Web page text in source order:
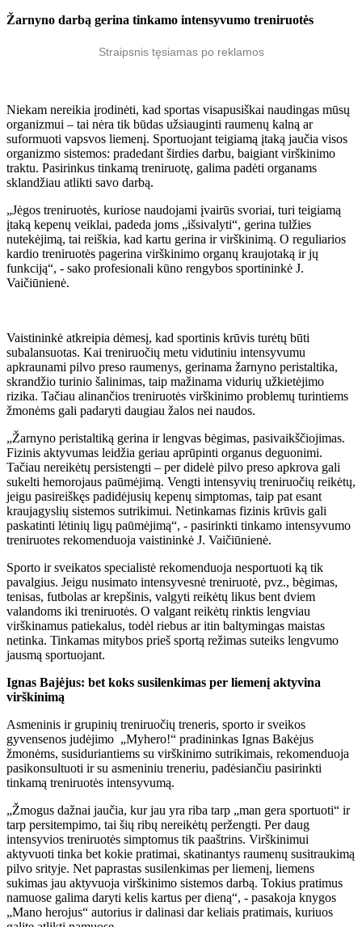
Žarnyno darbą gerina tinkamo intensyvumo treniruotės
Straipsnis tęsiamas po reklamos
Niekam nereikia įrodinėti, kad sportas visapusiškai naudingas mūsų
organizmui – tai nėra tik būdas užsiauginti raumenų kalną ar
suformuoti vapsvos liemenį. Sportuojant teigiamą įtaką jaučia visos
organizmo sistemos: pradedant širdies darbu, baigiant virškinimo
traktu. Pasirinkus tinkamą treniruotę, galima padėti organams
sklandžiau atlikti savo darbą.
„Jėgos treniruotės, kuriose naudojami įvairūs svoriai, turi teigiamą
įtaką kepenų veiklai, padeda joms „išsivalyti“, gerina tulžies
nutekėjimą, tai reiškia, kad kartu gerina ir virškinimą. O reguliarios
kardio treniruotės pagerina virškinimo organų kraujotaką ir jų
funkciją“, - sako profesionali kūno rengybos sportininkė J.
Vaičiūnienė.
Vaistininkė atkreipia dėmesį, kad sportinis krūvis turėtų būti
subalansuotas. Kai treniruočių metu vidutiniu intensyvumu
apkraunami pilvo preso raumenys, gerinama žarnyno peristaltika,
skrandžio turinio šalinimas, taip mažinama vidurių užkietėjimo
rizika. Tačiau alinančios treniruotės virškinimo problemų turintiems
žmonėms gali padaryti daugiau žalos nei naudos.
„Žarnyno peristaltiką gerina ir lengvas bėgimas, pasivaikščiojimas.
Fizinis aktyvumas leidžia geriau aprūpinti organus deguonimi.
Tačiau nereikėtų persistengti – per didelė pilvo preso apkrova gali
sukelti hemorojaus paūmėjimą. Vengti intensyvių treniruočių reikėtų,
jeigu pasireiškęs padidėjusių kepenų simptomas, taip pat esant
kraujagyslių sistemos sutrikimui. Netinkamas fizinis krūvis gali
paskatinti lėtinių ligų paūmėjimą“, - pasirinkti tinkamo intensyvumo
treniruotes rekomenduoja vaistininkė J. Vaičiūnienė.
Sporto ir sveikatos specialistė rekomenduoja nesportuoti ką tik
pavalgius. Jeigu nusimato intensyvesnė treniruotė, pvz., bėgimas,
tenisas, futbolas ar krepšinis, valgyti reikėtų likus bent dviem
valandoms iki treniruotės. O valgant reikėtų rinktis lengviau
virškinamus patiekalus, todėl riebus ar itin baltymingas maistas
netinka. Tinkamas mitybos prieš sportą režimas suteiks lengvumo
jausmą sportuojant.
Ignas Bajėjus: bet koks susilenkimas per liemenį aktyvina
virškinimą
Asmeninis ir grupinių treniruočių treneris, sporto ir sveikos
gyvensenos judėjimo „Myhero!“ pradininkas Ignas Bakėjus
žmonėms, susiduriantiems su virškinimo sutrikimais, rekomenduoja
pasikonsultuoti ir su asmeniniu treneriu, padėsiančiu pasirinkti
tinkamą treniruotės intensyvumą.
„Žmogus dažnai jaučia, kur jau yra riba tarp „man gera sportuoti“ ir
tarp persitempimo, tai šių ribų nereikėtų peržengti. Per daug
intensyvios treniruotės simptomus tik paaštrins. Virškinimui
aktyvuoti tinka bet kokie pratimai, skatinantys raumenų susitraukimą
pilvo srityje. Net paprastas susilenkimas per liemenį, liemens
sukimas jau aktyvuoja virškinimo sistemos darbą. Tokius pratimus
namuose galima daryti kelis kartus per dieną“, - pasakoja knygos
„Mano herojus“ autorius ir dalinasi dar keliais pratimais, kuriuos